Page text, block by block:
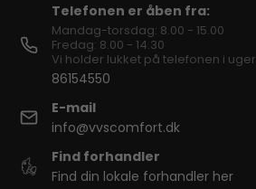
Telefonen er åben fra:
Mandag-torsdag: 8.00 - 15.00
Fredag: 8.00 - 14.30
Vi holder lukket på telefonen i
86154550
E-mail
info@vvscomfort.dk
Find forhandler
Find din lokale forhandler her